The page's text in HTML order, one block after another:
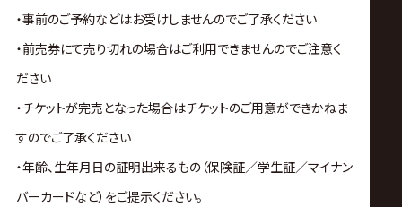
・事前のご予約などはお受けしませんのでご了承ください
・前売券にて売り切れの場合はご利用できませんのでご注意く
ださい
・チケットが完売となった場合はチケットのご用意ができかねま
すのでご了承ください
・年齢、生年月日の証明出来るもの（保険証／学生証／マイナン
バーカードなど）をご提示ください。